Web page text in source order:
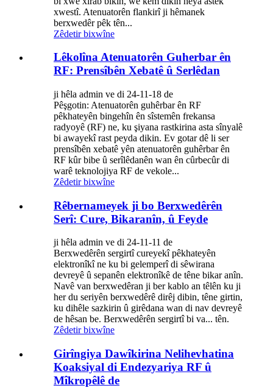
xwestî. Atenuatorên flankirî ji hêmanek
berxwedêr pêk tên...
Zêdetir bixwîne
Lêkolîna Atenuatorên Guherbar ên
RF: Prensîbên Xebatê û Serlêdan
ji hêla admin ve di 24-11-18 de
Pêşgotin: Atenuatorên guhêrbar ên RF
pêkhateyên bingehîn ên sîstemên frekansa
radyoyê (RF) ne, ku şiyana rastkirina asta sînyalê
bi awayekî rast peyda dikin. Ev gotar dê li ser
prensîbên xebatê yên atenuatorên guhêrbar ên
RF kûr bibe û serîlêdanên wan ên cûrbecûr di
warê teknolojiya RF de vekole...
Zêdetir bixwîne
Rêbernameyek ji bo Berxwedêrên
Serî: Cure, Bikaranîn, û Feyde
ji hêla admin ve di 24-11-11 de
Berxwedêrên sergirtî cureyekî pêkhateyên
elektronîkî ne ku bi gelemperî di sêwirana
devreyê û sepanên elektronîkê de têne bikar anîn.
Navê van berxwedêran ji ber kablo an têlên ku ji
her du seriyên berxwedêrê dirêj dibin, têne girtin,
ku dihêle sazkirin û girêdana wan di nav devreyê
de hêsan be. Berxwedêrên sergirtî bi va... tên.
Zêdetir bixwîne
Girîngiya Dawîkirina Nelihevhatina
Koaksiyal di Endezyariya RF û
Mîkropêlê de